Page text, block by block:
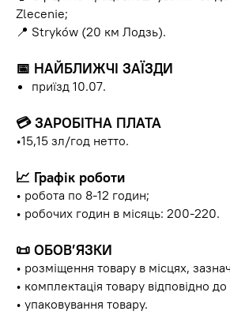
Zlecenie;
📍 Stryków (20 км Лодзь).
📅 НАЙБЛИЖЧІ ЗАЇЗДИ
приїзд 10.07.
💳ЗАРОБІТНА ПЛАТА
•15,15 зл/год нетто.
📈 Графік роботи
• робота по 8-12 годин;
• робочих годин в місяць: 200-220.
📜 ОБОВ’ЯЗКИ
• розміщення товару в місцях,
• комплектація товару відповідно
• упаковування товару.